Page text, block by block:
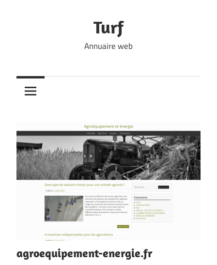
Turf
Annuaire web
agroequipement-energie.fr